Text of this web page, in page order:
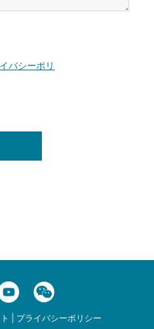
バシーポリ
プライバシーポリシー